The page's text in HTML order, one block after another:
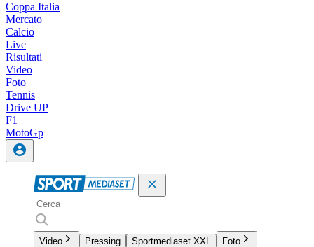
Coppa Italia
Mercato
Calcio
Live
Risultati
Video
Foto
Tennis
Drive UP
F1
MotoGp
Video Pressing Sportmediaset XXL
Foto